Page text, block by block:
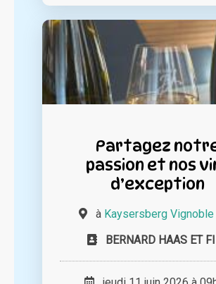
Partagez
passion et nos
d’exception
à Kaysersberg
BERNARD HAAS ET